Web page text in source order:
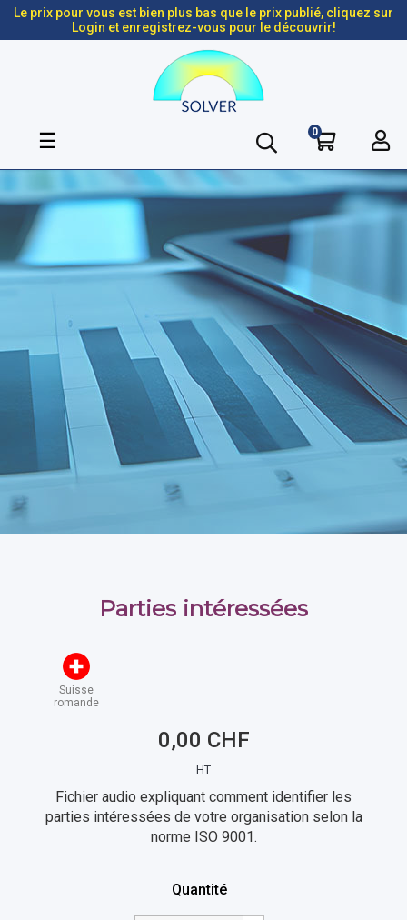
Le prix pour vous est bien plus bas que le prix publié, cliquez sur
Login et enregistrez-vous pour le découvrir!
Basculer
navigation
☰ 0
Parties intéressées
Suisse
romande
0,00 CHF
HT
Fichier audio expliquant comment identifier les
parties intéressées de votre organisation selon la
norme ISO 9001.
Quantité